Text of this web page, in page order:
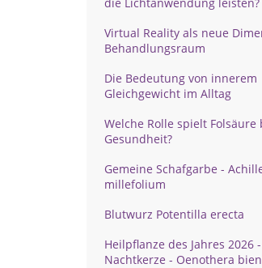
Virtual Reality als neue
Behandlungsraum
Die Bedeutung von innerem
Gleichgewicht im Alltag
Welche Rolle spielt Folsäure
Gesundheit?
Gemeine Schafgarbe -
millefolium
Blutwurz Potentilla erecta
Heilpflanze des Jahres 2026
Nachtkerze - Oenothera